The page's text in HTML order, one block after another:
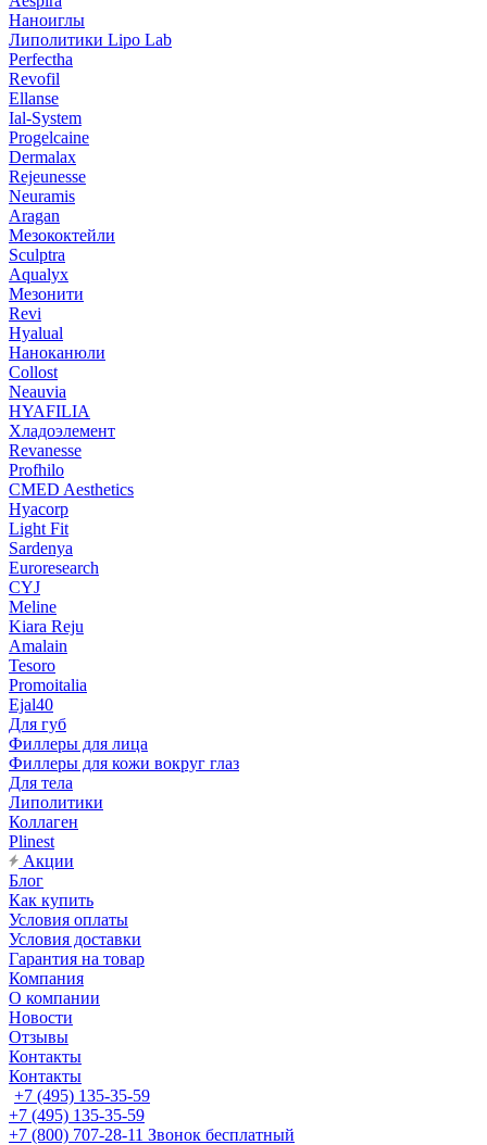
Наноиглы
Липолитики Lipo Lab
Perfectha
Revofil
Ellanse
Ial-System
Progelcaine
Dermalax
Rejeunesse
Neuramis
Aragan
Мезококтейли
Sculptra
Aqualyx
Мезонити
Revi
Hyalual
Наноканюли
Collost
Neauvia
HYAFILIA
Хладоэлемент
Revanesse
Profhilo
CMED Aesthetics
Hyacorp
Light Fit
Sardenya
Euroresearch
CYJ
Meline
Kiara Reju
Amalain
Tesoro
Promoitalia
Ejal40
Для губ
Филлеры для лица
Филлеры для кожи вокруг глаз
Для тела
Липолитики
Коллаген
Plinest
Акции
Блог
Как купить
Условия оплаты
Условия доставки
Гарантия на товар
Компания
О компании
Новости
Отзывы
Контакты
Контакты
+7 (495) 135-35-59
+7 (495) 135-35-59
+7 (800) 707-28-11 Звонок бесплатный